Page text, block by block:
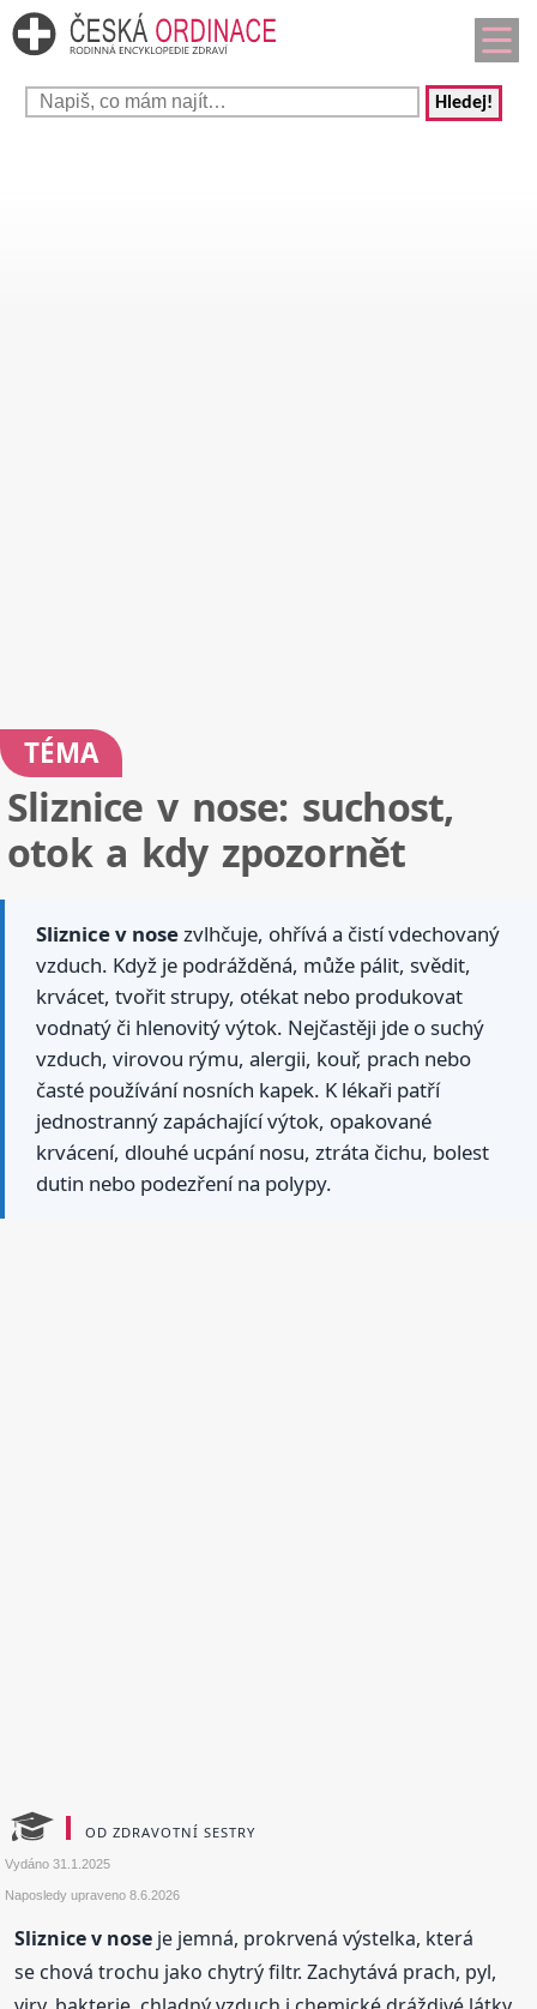
Hledej!
TÉMA
Sliznice v nose: suchost,
otok a kdy zpozornět
Sliznice v nosezvlhčuje, ohřívá a čistí vdechovaný
vzduch. Když je podrážděná, může pálit, svědit,
krvácet, tvořit strupy, otékat nebo produkovat
vodnatý či hlenovitý výtok. Nejčastěji jde o suchý
vzduch, virovou rýmu, alergii, kouř, prach nebo
časté používání nosních kapek. K lékaři patří
jednostranný zapáchající výtok, opakované
krvácení, dlouhé ucpání nosu, ztráta čichu, bolest
dutin nebo podezření na polypy.
OD ZDRAVOTNÍ SESTRY
Vydáno31.1.2025
Naposledy upraveno8.6.2026
Sliznice v nose je jemná, prokrvená výstelka, která
se chová trochu jako chytrý filtr. Zachytává prach, pyl,